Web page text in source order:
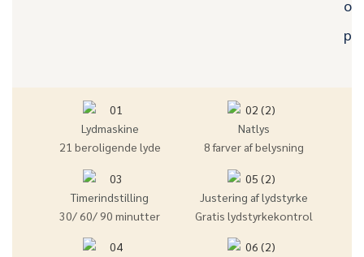
og
Lydmaskine
21 beroligende lyde
Natlys
8 farver af belysning
Timerindstilling
30/ 60/ 90 minutter
Justering af lydstyrke
Gratis lydstyrkekontrol